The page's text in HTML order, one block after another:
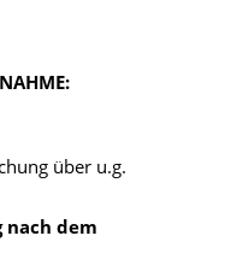
über u.g.
nach dem